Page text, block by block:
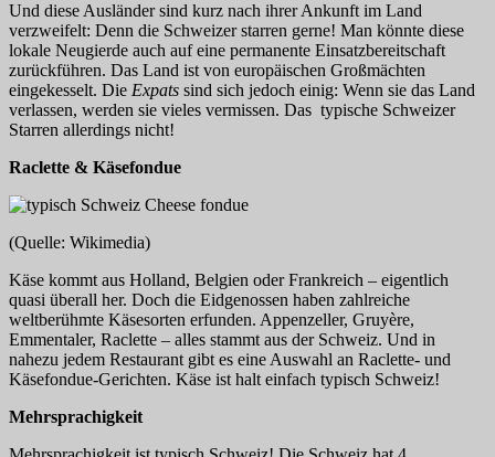
Und diese Ausländer sind kurz nach ihrer Ankunft im Land
verzweifelt: Denn die Schweizer starren gerne! Man könnte diese
lokale Neugierde auch auf eine permanente Einsatzbereitschaft
zurückführen. Das Land ist von europäischen Großmächten
eingekesselt. Die Expats sind sich jedoch einig: Wenn sie das Land
verlassen, werden sie vieles vermissen. Das typische Schweizer
Starren allerdings nicht!
Raclette & Käsefondue
(Quelle: Wikimedia)
Käse kommt aus Holland, Belgien oder Frankreich – eigentlich
quasi überall her. Doch die Eidgenossen haben zahlreiche
weltberühmte Käsesorten erfunden. Appenzeller, Gruyère,
Emmentaler, Raclette – alles stammt aus der Schweiz. Und in
nahezu jedem Restaurant gibt es eine Auswahl an Raclette- und
Käsefondue-Gerichten. Käse ist halt einfach typisch Schweiz!
Mehrsprachigkeit